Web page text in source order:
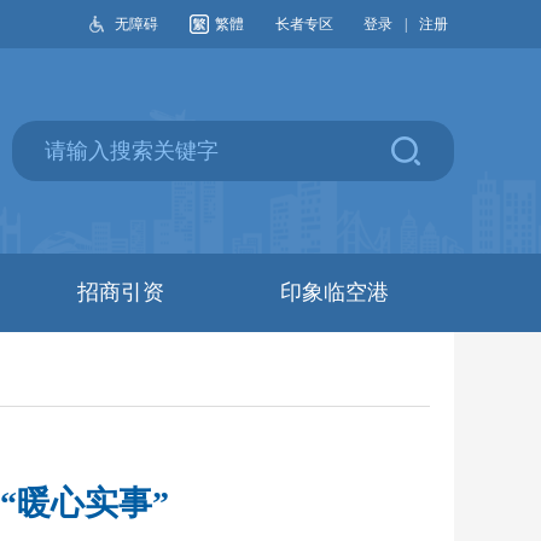
无障碍 繁體 长者专区 登录 注册
招商引资 印象临空港
暖心实事”